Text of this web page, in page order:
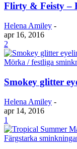
Flirty & Feisty –
Helena Amiley -
apr 16, 2016
2
Mörka / festliga
Smokey glitter
Helena Amiley -
apr 14, 2016
1
Färgstarka